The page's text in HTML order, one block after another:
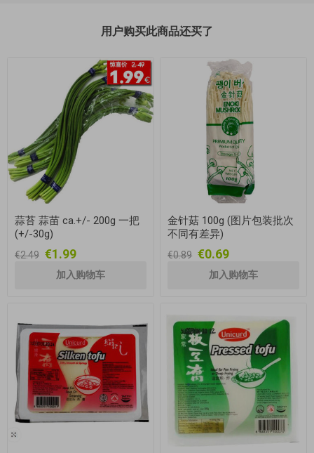
用户购买此商品还买了
蒜苔 蒜苗 ca.+/- 200g 一把
(+/-30g)
€2.49 €1.99
金针菇 100g (图片包装批次
不同有差异)
€0.89 €0.69